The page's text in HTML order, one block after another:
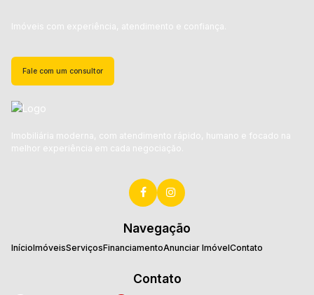
Imóveis com experiência, atendimento e confiança.
Fale com um consultor
Imobiliária moderna, com atendimento rápido, humano e focado na
melhor experiência em cada negociação.
Navegação
InícioImóveisServiçosFinanciamentoAnunciar ImóvelContato
Contato